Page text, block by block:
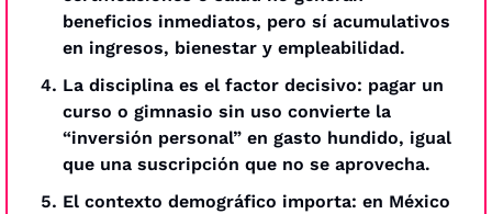
beneficios inmediatos, pero sí acumulativos
en ingresos, bienestar y empleabilidad.
La disciplina es el factor decisivo: pagar un
curso o gimnasio sin uso convierte la
“inversión personal” en gasto hundido, igual
que una suscripción que no se aprovecha.
El contexto demográfico importa: en México